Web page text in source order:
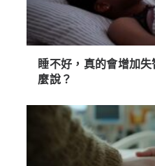
睡不好，真的會增加
麼說？